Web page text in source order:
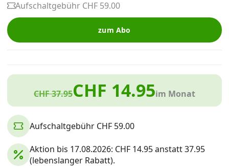
News
Forum
Über uns
Aufschaltgebühr CHF 59.00
zum Abo
CHF 37.95CHF 14.95im Monat
Aufschaltgebühr CHF 59.00
Aktion bis 17.08.2026: CHF 14.95 anstatt 37.95
(lebenslanger Rabatt).